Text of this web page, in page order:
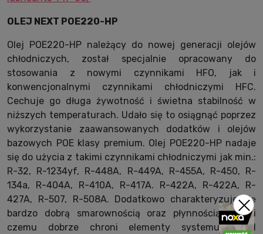
OLEJ NEXT POE220-HP
Olej POE220-HP należący do nowej generacji olejów
chłodniczych, został specjalnie opracowany do
stosowania z nowymi czynnikami HFO, jak i
konwencjonalnymi czynnikami chłodniczymi HFC.
Cechuje go długa żywotność i świetna stabilność w
niższych temperaturach. Udało się to osiągnąć poprzez
wykorzystanie zaawansowanych dodatków i olejów
bazowych POE klasy premium. Olej POE220-HP nadaje
się do użycia z takimi czynnikami chłodniczymi jak min.:
R-32, R-1234yf, R-448A, R-449A, R-455A, R-450, R-
134a, R-404A, R-410A, R-417A. R-422A, R-422A, R-
427A, R-507, R-508A. Dodatkowo charakteryzuje się
bardzo dobrą smarownością oraz płynnością, dzięki
czemu dobrze chroni elementy systemu przed